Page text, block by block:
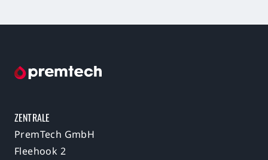
ZENTRALE
PremTech GmbH
Fleehook 2